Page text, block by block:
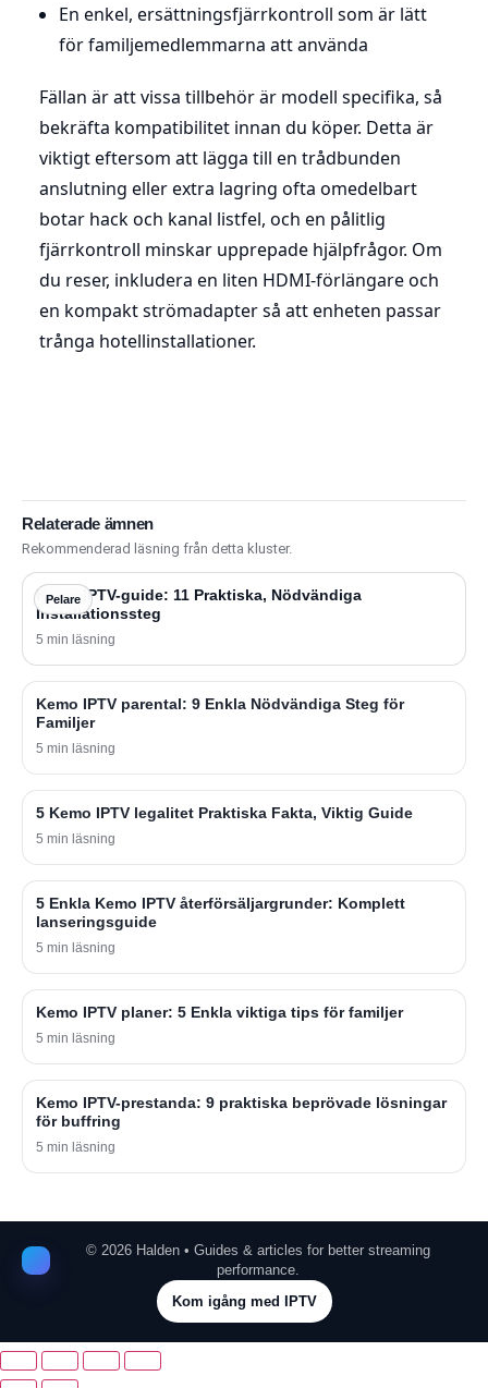
En enkel, ersättningsfjärrkontroll som är lätt
för familjemedlemmarna att använda
Fällan är att vissa tillbehör är modell specifika, så
bekräfta kompatibilitet innan du köper. Detta är
viktigt eftersom att lägga till en trådbunden
anslutning eller extra lagring ofta omedelbart
botar hack och kanal listfel, och en pålitlig
fjärrkontroll minskar upprepade hjälpfrågor. Om
du reser, inkludera en liten HDMI-förlängare och
en kompakt strömadapter så att enheten passar
trånga hotellinstallationer.
Relaterade ämnen
Rekommenderad läsning från detta kluster.
Pelare
Kemo IPTV-guide: 11 Praktiska, Nödvändiga
Installationssteg
5 min läsning
Kemo IPTV parental: 9 Enkla Nödvändiga Steg för
Familjer
5 min läsning
5 Kemo IPTV legalitet Praktiska Fakta, Viktig Guide
5 min läsning
5 Enkla Kemo IPTV återförsäljargrunder: Komplett
lanseringsguide
5 min läsning
Kemo IPTV planer: 5 Enkla viktiga tips för familjer
5 min läsning
Kemo IPTV-prestanda: 9 praktiska beprövade lösningar
för buffring
5 min läsning
© 2026 Halden • Guides & articles for better streaming
performance.
Kom igång med IPTV